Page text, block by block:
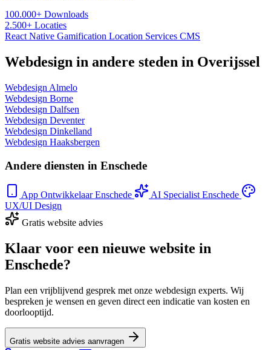
100.000+ Downloads
2.500+ Locaties
React Native Gamification Location Services CMS
Webdesign in andere steden in Overijssel
Webdesign Almelo
Webdesign Borne
Webdesign Dalfsen
Webdesign Deventer
Webdesign Dinkelland
Webdesign Haaksbergen
Andere diensten in Enschede
App Ontwikkelaar Enschede
AI Specialist Enschede
UX/UI Design
Gratis website advies
Klaar voor een nieuwe website in
Enschede?
Plan een vrijblijvend gesprek met onze webdesign experts. Wij
bespreken je wensen en geven direct een indicatie van kosten en
doorlooptijd.
Gratis website advies aanvragen